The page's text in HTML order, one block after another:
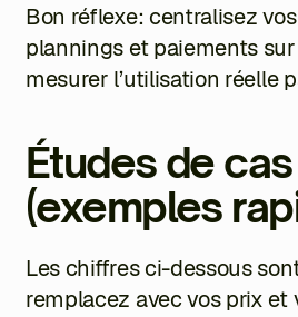
Bon réflexe: centralisez
plannings et paiements sur
mesurer l’utilisation réelle
Études de
(exemples
Les chiffres ci-dessous
remplacez avec vos prix et